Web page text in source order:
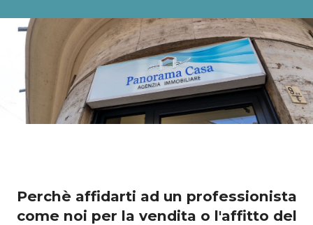
Perchè affidarti ad un professionista
come noi per la vendita o l'affitto del